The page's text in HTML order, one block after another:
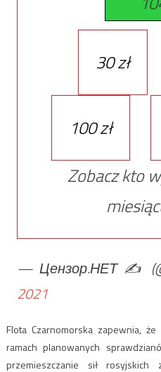
30 zł
100 zł
Zobacz kto
— Цензор.НЕТ ✍️
2021
Flota Czarnomorska zapewnia,
ramach planowanych
przemieszczanie sił